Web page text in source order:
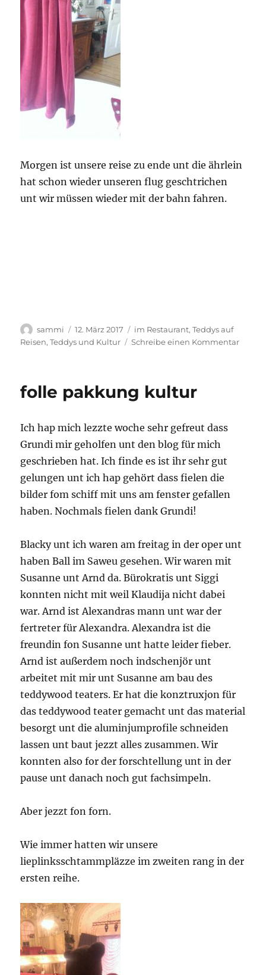
Morgen ist unsere reise zu ende unt die ährlein
hat schon wieder unseren flug geschtrichen
unt wir müssen wieder mit der bahn fahren.
Autor
sammi
Veröffentlicht
am
12. März 2017 Kategorien
im Restaurant,Teddys auf
Reisen,Teddys und Kultur Schreibe einen Kommentarzu
folle pakkung kultur
Ich hap mich lezzte woche sehr gefreut dass
Grundi mir geholfen unt den blog für mich
geschrieben hat. Ich finde es ist ihr sehr gut
gelungen unt ich hap gehört dass fielen die
bilder fom schiff mit uns am fenster gefallen
haben. Nochmals fielen dank Grundi!
Blacky unt ich waren am freitag in der oper unt
haben Ball im Saweu gesehen. Wir waren mit
Susanne unt Arnd da. Bürokratis unt Siggi
konnten nicht mit weil Klaudija nicht dabei
war. Arnd ist Alexandras mann unt war der
fertreter für Alexandra. Alexandra ist die
freundin fon Susanne unt hatte leider fieber.
Arnd ist außerdem noch indschenjör unt
arbeitet mit mir unt Susanne am bau des
teddywood teaters. Er hat die konztruxjon für
das teddywood teater gemacht unt das material
besorgt unt die aluminjumprofile schneiden
lassen unt baut jezzt alles zusammen. Wir
konnten also for der forschtellung unt in der
pause unt danach noch gut fachsimpeln.
Aber jezzt fon forn.
Wie immer hatten wir unsere
lieplinksschtammpläzze im zweiten rang in der
ersten reihe.